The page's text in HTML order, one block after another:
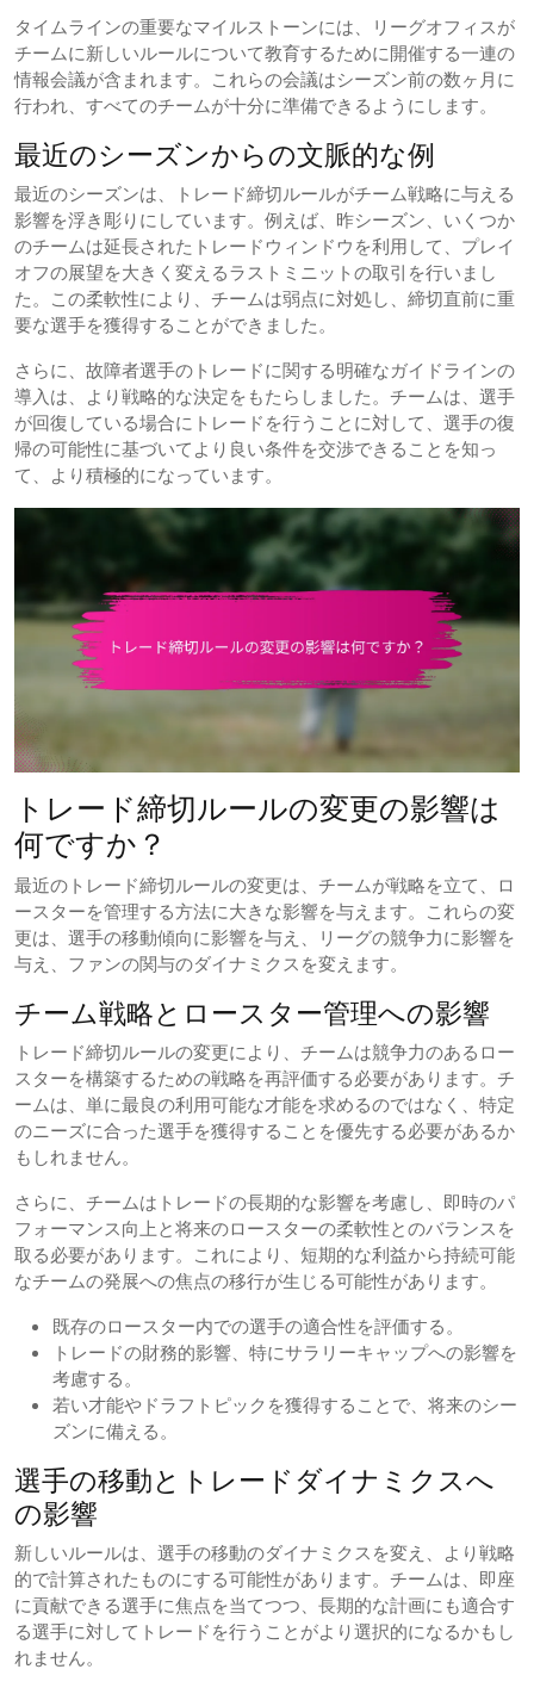
タイムラインの重要なマイルストーンには、リーグオフィスが
チームに新しいルールについて教育するために開催する一連の
情報会議が含まれます。これらの会議はシーズン前の数ヶ月に
行われ、すべてのチームが十分に準備できるようにします。
最近のシーズンからの文脈的な例
最近のシーズンは、トレード締切ルールがチーム戦略に与える
影響を浮き彫りにしています。例えば、昨シーズン、いくつか
のチームは延長されたトレードウィンドウを利用して、プレイ
オフの展望を大きく変えるラストミニットの取引を行いまし
た。この柔軟性により、チームは弱点に対処し、締切直前に重
要な選手を獲得することができました。
さらに、故障者選手のトレードに関する明確なガイドラインの
導入は、より戦略的な決定をもたらしました。チームは、選手
が回復している場合にトレードを行うことに対して、選手の復
帰の可能性に基づいてより良い条件を交渉できることを知っ
て、より積極的になっています。
トレード締切ルールの変更の影響は
何ですか？
最近のトレード締切ルールの変更は、チームが戦略を立て、ロ
ースターを管理する方法に大きな影響を与えます。これらの変
更は、選手の移動傾向に影響を与え、リーグの競争力に影響を
与え、ファンの関与のダイナミクスを変えます。
チーム戦略とロースター管理への影響
トレード締切ルールの変更により、チームは競争力のあるロー
スターを構築するための戦略を再評価する必要があります。チ
ームは、単に最良の利用可能な才能を求めるのではなく、特定
のニーズに合った選手を獲得することを優先する必要があるか
もしれません。
さらに、チームはトレードの長期的な影響を考慮し、即時のパ
フォーマンス向上と将来のロースターの柔軟性とのバランスを
取る必要があります。これにより、短期的な利益から持続可能
なチームの発展への焦点の移行が生じる可能性があります。
既存のロースター内での選手の適合性を評価する。
トレードの財務的影響、特にサラリーキャップへの影響を
考慮する。
若い才能やドラフトピックを獲得することで、将来のシー
ズンに備える。
選手の移動とトレードダイナミクスへ
の影響
新しいルールは、選手の移動のダイナミクスを変え、より戦略
的で計算されたものにする可能性があります。チームは、即座
に貢献できる選手に焦点を当てつつ、長期的な計画にも適合す
る選手に対してトレードを行うことがより選択的になるかもし
れません。